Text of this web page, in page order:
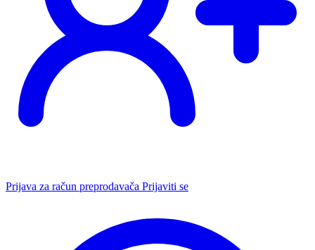
Prijava za račun preprodavača Prijaviti se